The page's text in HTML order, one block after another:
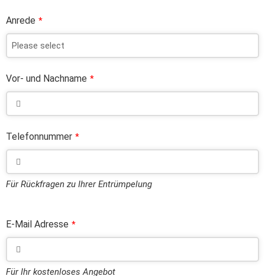
Anrede *
Vor- und Nachname *
Telefonnummer *
Für Rückfragen zu Ihrer Entrümpelung
E-Mail Adresse *
Für Ihr kostenloses Angebot